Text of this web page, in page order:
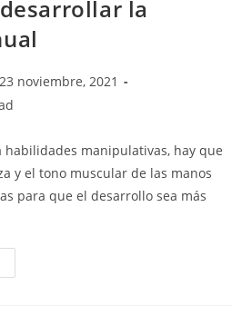
la
23 noviembre, 2021
habilidades manipulativas, hay que
y el tono muscular de las manos
para que el desarrollo sea más